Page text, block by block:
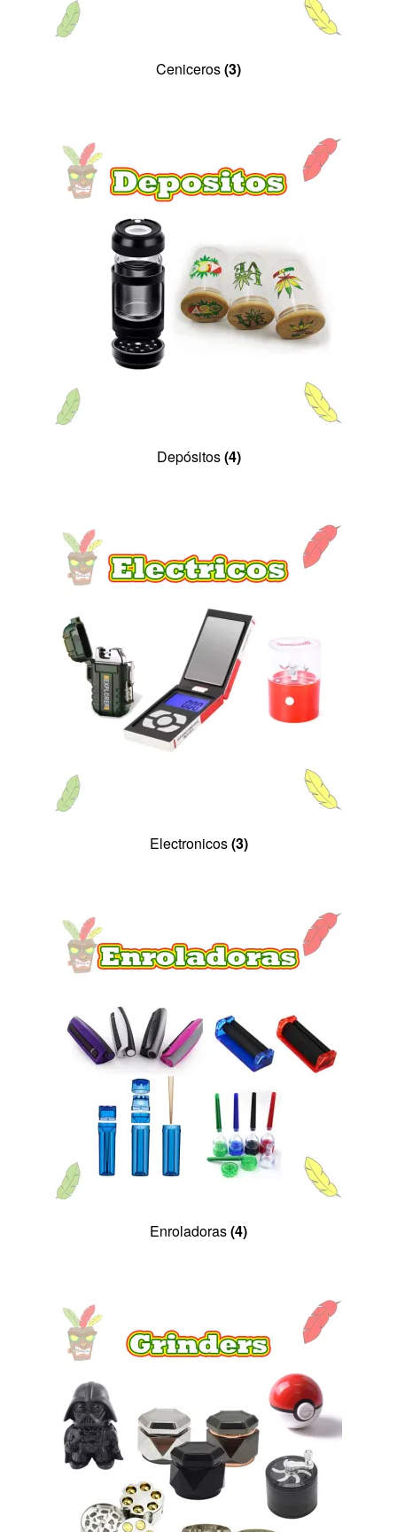
Ceniceros(3)
Depósitos(4)
Electronicos(3)
Enroladoras(4)